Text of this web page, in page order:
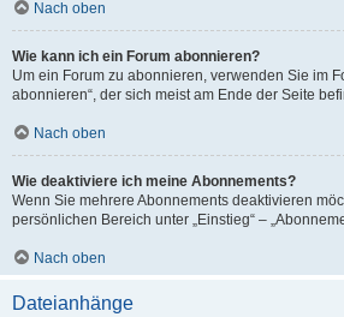
Nach oben
Wie kann ich ein Forum abonnieren?
Um ein Forum zu abonnieren, verwenden Sie im
abonnieren“, der sich meist am Ende der Seite
Nach oben
Wie deaktiviere ich meine Abonnements?
Wenn Sie mehrere Abonnements deaktivieren
persönlichen Bereich unter „Einstieg“ –
Nach oben
Dateianhänge